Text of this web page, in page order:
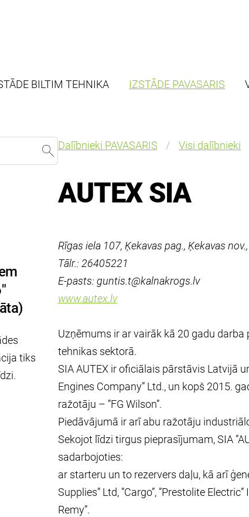
BILTIM TEHNIKA IZSTĀDE PAVASARIS
tiks
Dalībnieki PAVASARIS Visi dalībnieki
AUTEX SIA
Rīgas iela 107, Ķekavas pag., Ķekavas
Tālr.: 26405221
E-pasts: guntis.t@kalnakrogs.lv
www.autex.lv
Uzņēmums ir ar vairāk kā 20 gadu darba
tehnikas sektorā.
SIA AUTEX ir oficiālais pārstāvis Latvijā
Engines Company” Ltd., un kopš 2015.
ražotāju – ”FG Wilson”.
Piedāvājumā ir arī abu ražotāju
Sekojot līdzi tirgus pieprasījumam, SIA
sadarbojoties:
ar starteru un to rezervers daļu, kā arī
Supplies” Ltd, ”Cargo”, ”Prestolite
Remy”.